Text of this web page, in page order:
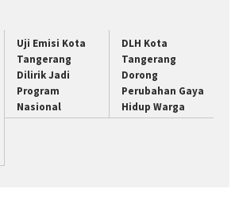
Uji Emisi Kota
Tangerang
Dilirik Jadi
Program
Nasional
DLH Kota
Tangerang
Dorong
Perubahan Gaya
Hidup Warga